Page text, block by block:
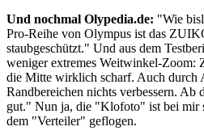
Und nochmal Olypedia.de: "Wie
Pro-Reihe von Olympus ist das
staubgeschützt." Und aus dem
weniger extremes Weitwinkel-Zoom:
die Mitte wirklich scharf. Auch durch
Randbereichen nichts verbessern. Ab
gut." Nun ja, die "Klofoto" ist bei mir
dem "Verteiler" geflogen.